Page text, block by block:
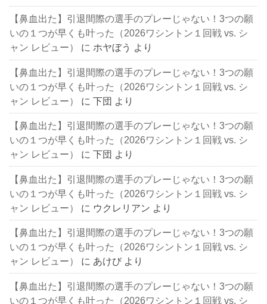
【鼻血出た】引退間際の選手のプレーじゃない！3つの願
いの１つが早くも叶った（2026ワシントン１回戦 vs. シ
ャン レビュー）
に ホヤぼう より
【鼻血出た】引退間際の選手のプレーじゃない！3つの願
いの１つが早くも叶った（2026ワシントン１回戦 vs. シ
ャン レビュー）
に下団 より
【鼻血出た】引退間際の選手のプレーじゃない！3つの願
いの１つが早くも叶った（2026ワシントン１回戦 vs. シ
ャン レビュー）
に下団 より
【鼻血出た】引退間際の選手のプレーじゃない！3つの願
いの１つが早くも叶った（2026ワシントン１回戦 vs. シ
ャン レビュー）
に ウクレリアン より
【鼻血出た】引退間際の選手のプレーじゃない！3つの願
いの１つが早くも叶った（2026ワシントン１回戦 vs. シ
ャン レビュー）
に あけび より
【鼻血出た】引退間際の選手のプレーじゃない！3つの願
いの１つが早くも叶った（2026ワシントン１回戦 vs. シ